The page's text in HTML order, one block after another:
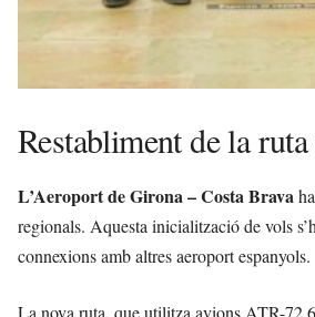
Restabliment de la
L’Aeroport de Girona – Costa Brava
regionals. Aquesta inicialització de vols
connexions amb altres aeroport espanyols.
La nova ruta, que utilitza avions ATR-72